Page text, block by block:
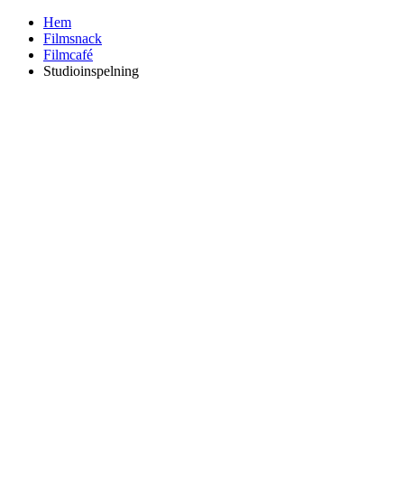
Hem
Filmsnack
Filmcafé
Studioinspelning